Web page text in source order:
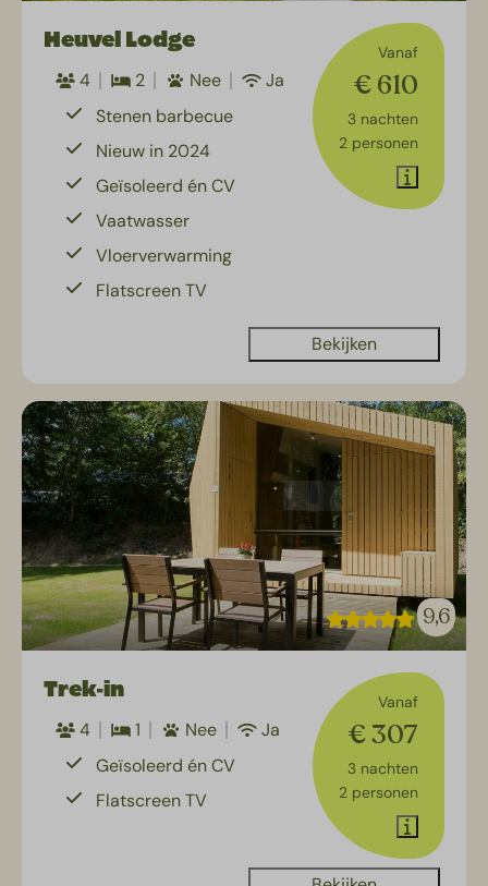
Vanaf
€ 610
3 nachten
2 personen
Heuvel Lodge
4 2 Nee
Ja
Stenen barbecue
Nieuw in 2024
Geïsoleerd én CV
Vaatwasser
Vloerverwarming
Flatscreen TV
Bekijken
9,6
Vanaf
€ 307
3 nachten
2 personen
Trek-in
4 1 Nee
Ja
Geïsoleerd én CV
Flatscreen TV